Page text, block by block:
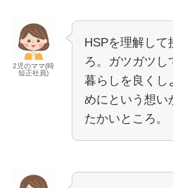
2児のママ(時
短正社員)
HSPを理解して
ろ。ガツガツし
暮らしを良くし
めにという想い
たかいところ。